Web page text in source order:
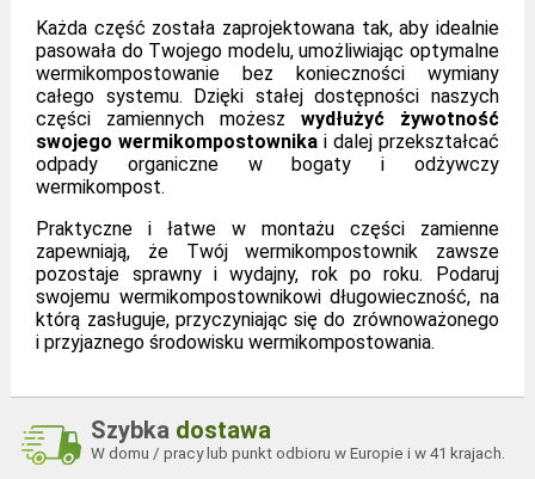
Każda część została zaprojektowana tak, aby idealnie
pasowała do Twojego modelu, umożliwiając optymalne
wermikompostowanie bez konieczności wymiany
całego systemu. Dzięki stałej dostępności naszych
części zamiennych możesz wydłużyć żywotność
swojego wermikompostownika i dalej przekształcać
odpady organiczne w bogaty i odżywczy
wermikompost.
Praktyczne i łatwe w montażu części zamienne
zapewniają, że Twój wermikompostownik zawsze
pozostaje sprawny i wydajny, rok po roku. Podaruj
swojemu wermikompostownikowi długowieczność, na
którą zasługuje, przyczyniając się do zrównoważonego
i przyjaznego środowisku wermikompostowania.
Szybka dostawa
W domu / pracy lub punkt odbioru w Europie i w 41 krajach.